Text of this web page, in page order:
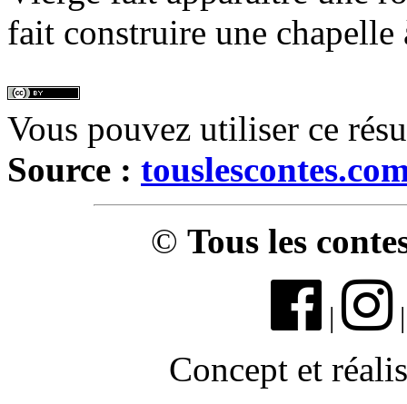
fait construire une chapelle
Vous pouvez utiliser ce
Source :
© Tous les
|
Concept et